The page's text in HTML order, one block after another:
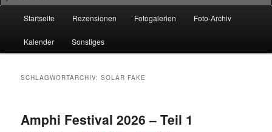
Startseite Rezensionen Fotogalerien Foto-Archiv
Kalender Sonstiges
SCHLAGWORTARCHIV:SOLAR FAKE
Amphi Festival 2026 – Teil 1